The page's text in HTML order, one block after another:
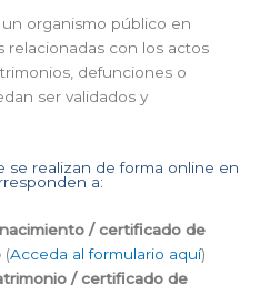
organismo público en
relacionadas con los actos
defunciones o
ser validados y
se realizan de forma online en
a:
/ certificado de
(Acceda al formulario aquí)
/ certificado de